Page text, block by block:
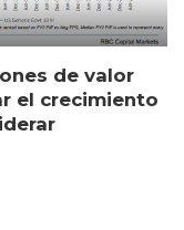
de valor
el crecimiento